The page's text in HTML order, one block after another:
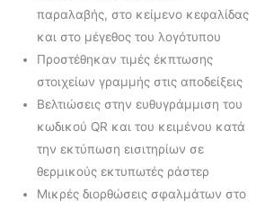
παραλαβής, στο κείμενο κεφαλίδας
και στο μέγεθος του λογότυπου
Προστέθηκαν τιμές έκπτωσης
στοιχείων γραμμής στις αποδείξεις
Βελτιώσεις στην ευθυγράμμιση του
κωδικού QR και του κειμένου κατά
την εκτύπωση εισιτηρίων σε
θερμικούς εκτυπωτές ράστερ
Μικρές διορθώσεις σφαλμάτων στο